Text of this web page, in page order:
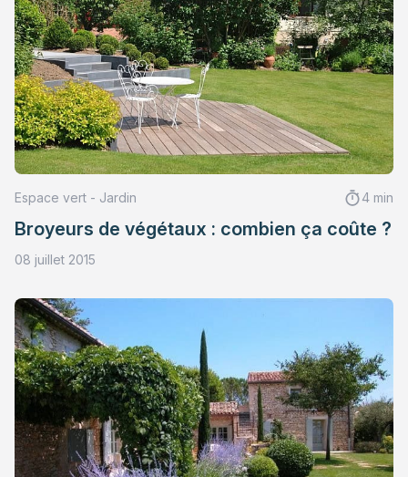
Espace vert - Jardin 4 min
Broyeurs de végétaux : combien ça coûte ?
08 juillet 2015